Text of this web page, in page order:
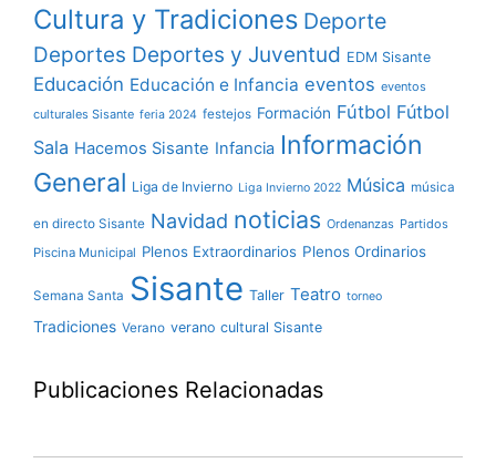
Cultura y Tradiciones Deporte
Deportes Deportes y Juventud EDM Sisante
Educación Educación e Infancia eventos eventos
culturales Sisante feria 2024 festejos Formación Fútbol Fútbol
Sala Hacemos Sisante Infancia Información
General Liga de Invierno Liga Invierno 2022 Música música
en directo Sisante Navidad noticias Ordenanzas Partidos
Piscina Municipal Plenos Extraordinarios Plenos Ordinarios
Semana Santa Sisante Taller Teatro torneo
Tradiciones Verano verano cultural Sisante
Publicaciones Relacionadas